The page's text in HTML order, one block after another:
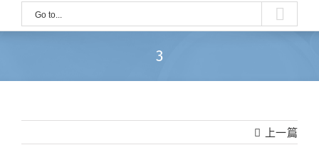
Go to...
3
上一篇